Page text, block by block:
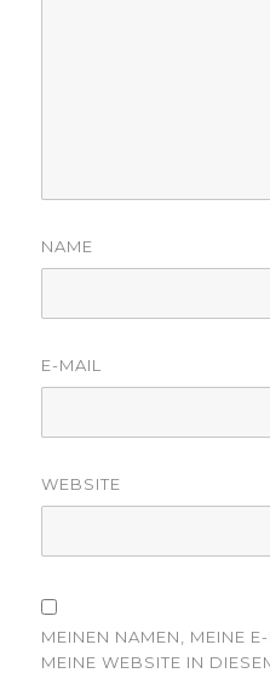
NAME
E-MAIL
WEBSITE
MEINEN NAMEN, MEINE
MEINE WEBSITE IN